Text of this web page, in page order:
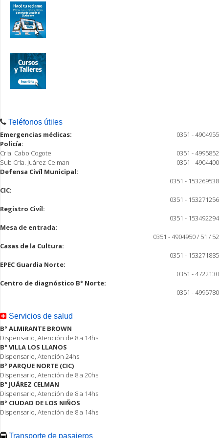
Teléfonos útiles
Emergencias médicas:
0351 - 4904955
Policía:
Cria. Cabo Cogote
0351 - 4995852
Sub Cria. Juárez Celman
0351 - 4904400
Defensa Civíl Municipal:
0351 - 153269538
CIC:
0351 - 153271256
Registro Civíl:
0351 - 153492294
Mesa de entrada:
0351 - 4904950 / 51 / 52
Casas de la Cultura:
0351 - 153271885
EPEC Guardia Norte:
0351 - 4722130
Centro de diagnóstico B° Norte:
0351 - 4995780
Servicios de salud
B° ALMIRANTE BROWN
Dispensario, Atención de 8 a 14hs
B° VILLA LOS LLANOS
Dispensario, Atención 24hs
B° PARQUE NORTE (CIC)
Dispensario, Atención de 8 a 20hs
B° JUÁREZ CELMAN
Dispensario, Atención de 8 a 14hs.
B° CIUDAD DE LOS NIÑOS
Dispensario, Atención de 8 a 14hs
Transporte de pasajeros